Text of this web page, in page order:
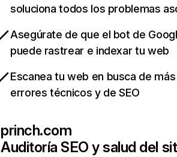
soluciona todos los problemas
Asegúrate de que el bot de
puede rastrear e indexar tu web
Escanea tu web en busca de
errores técnicos y de SEO
princh.com
Auditoría SEO y salud del